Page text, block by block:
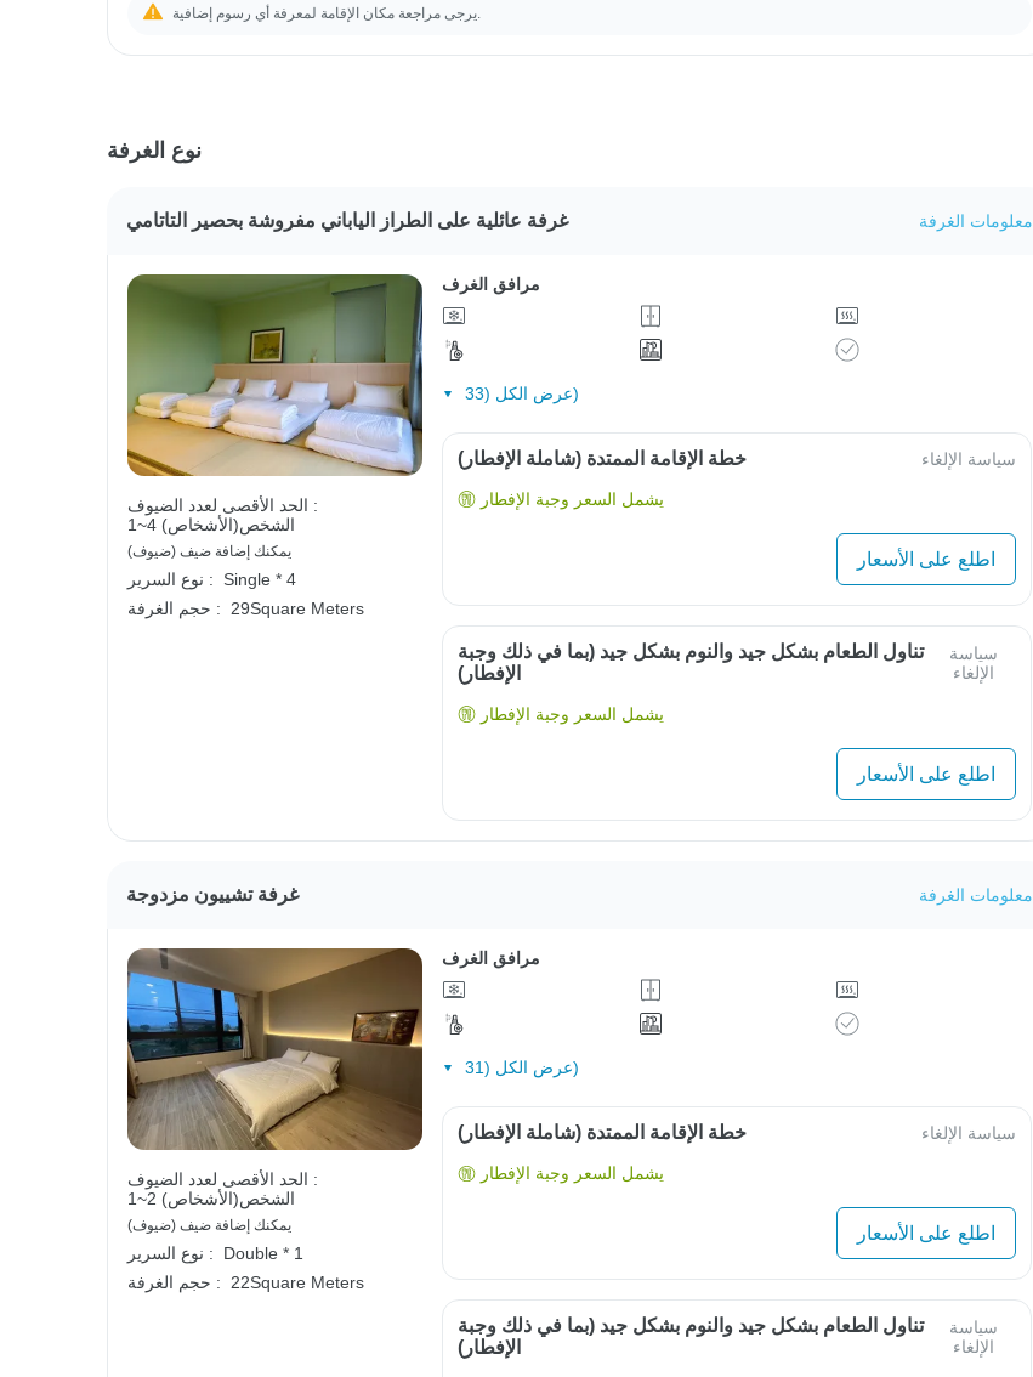
نوع الغرفة
غرفة عائلية على الطراز الياباني مفروشة بحصير التاتامي معلومات الغرفة
الحد الأقصى لعدد الضيوف :
1~4 الشخص(الأشخاص)
يمكنك إضافة ضيف (ضيوف)
نوع السرير :
Single * 4
حجم الغرفة :
29Square Meters
مرافق الغرف
عرض الكل (33)
خطة الإقامة الممتدة (شاملة الإفطار) سياسة الإلغاء
يشمل السعر وجبة الإفطار
اطلع على الأسعار
تناول الطعام بشكل جيد والنوم بشكل جيد (بما في ذلك وجبة
الإفطار)
سياسة
الإلغاء
يشمل السعر وجبة الإفطار
اطلع على الأسعار
غرفة تشييون مزدوجة معلومات الغرفة
الحد الأقصى لعدد الضيوف :
1~2 الشخص(الأشخاص)
يمكنك إضافة ضيف (ضيوف)
نوع السرير :
Double * 1
حجم الغرفة : 22Square Meters
مرافق الغرف
عرض الكل (31)
خطة الإقامة الممتدة (شاملة الإفطار) سياسة الإلغاء
يشمل السعر وجبة الإفطار
اطلع على الأسعار
تناول الطعام بشكل جيد والنوم بشكل جيد (بما في ذلك وجبة
الإفطار)
سياسة
الإلغاء